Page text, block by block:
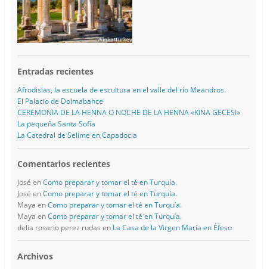
Entradas recientes
Afrodisias, la escuela de escultura en el valle del rio Meandros.
El Palacio de Dolmabahce
CEREMONIA DE LA HENNA O NOCHE DE LA HENNA «KINA GECESI»
La pequeña Santa Sofía
La Catedral de Selime en Capadocia
Comentarios recientes
José enComo preparar y tomar el té en Turquía.
José enComo preparar y tomar el té en Turquía.
Maya enComo preparar y tomar el té en Turquía.
Maya enComo preparar y tomar el té en Turquía.
delia rosario perez rudas en La Casa de la Virgen María en Éfeso
Archivos